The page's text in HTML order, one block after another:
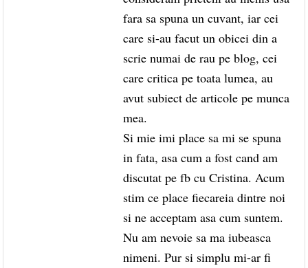
fara sa spuna un cuvant, iar cei
care si-au facut un obicei din a
scrie numai de rau pe blog, cei
care critica pe toata lumea, au
avut subiect de articole pe munca
mea.
Si mie imi place sa mi se spuna
in fata, asa cum a fost cand am
discutat pe fb cu Cristina. Acum
stim ce place fiecareia dintre noi
si ne acceptam asa cum suntem.
Nu am nevoie sa ma iubeasca
nimeni. Pur si simplu mi-ar fi